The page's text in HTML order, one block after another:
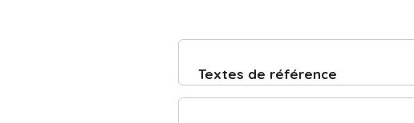
Textes de référence